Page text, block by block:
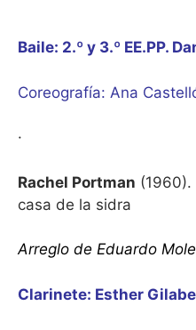
Baile: 2.º y 3.º EE.PP.
Coreografía: Ana
·
Rachel Portman (1960).
casa de la sidra
Arreglo de Eduardo
Clarinete: Esther